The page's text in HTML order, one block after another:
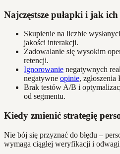
Najczęstsze pułapki i jak
Skupienie na liczbie
jakości interakcji.
Zadowalanie się wysokim
retencji.
Ignorowanie negatywnych
negatywne opinie,
Brak testów A/B i
od segmentu.
Kiedy zmienić strategię
Nie bój się przyznać do błędu –
wymaga ciągłej weryfikacji i